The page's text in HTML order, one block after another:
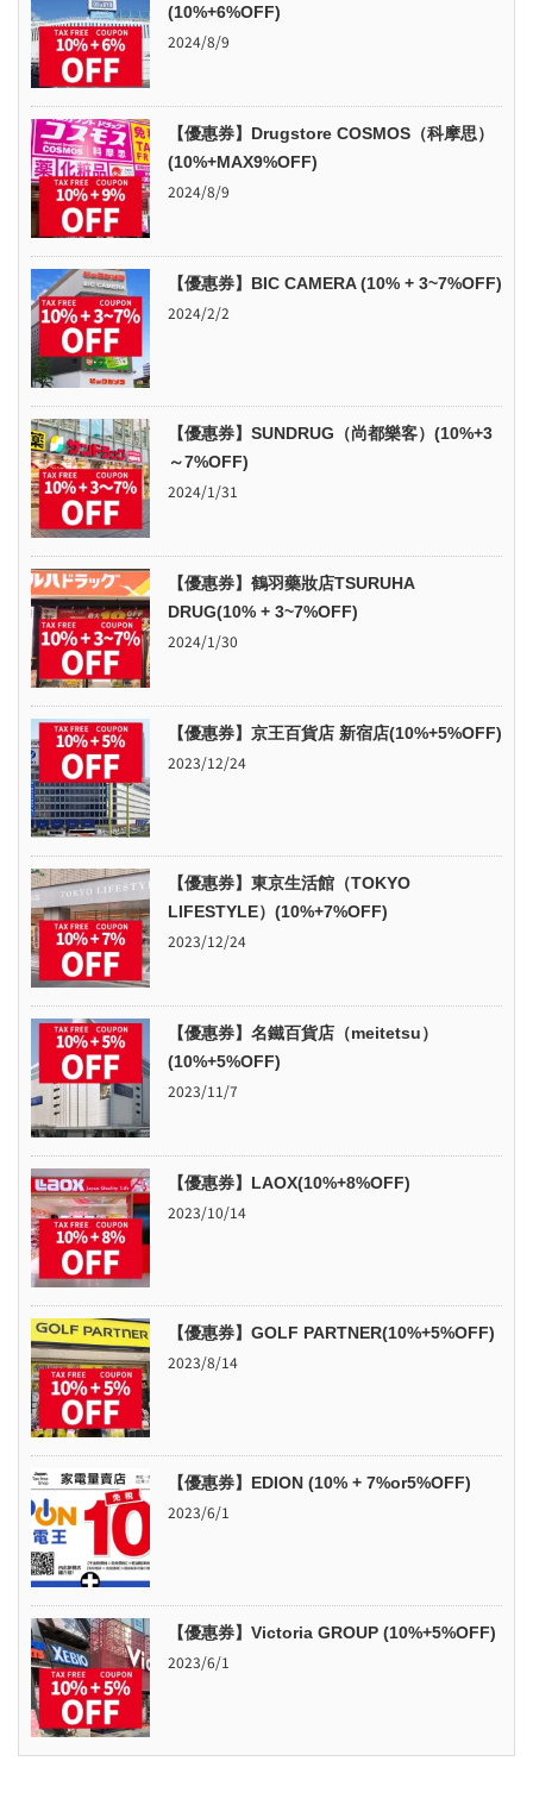
(10%+6%OFF)
2024/8/9
【優惠券】Drugstore COSMOS（科摩思）
(10%+MAX9%OFF)
2024/8/9
【優惠券】BIC CAMERA (10% + 3~7%OFF)
2024/2/2
【優惠券】SUNDRUG（尚都樂客）(10%+3
～7%OFF)
2024/1/31
【優惠券】鶴羽藥妝店TSURUHA
DRUG(10% + 3~7%OFF)
2024/1/30
【優惠券】京王百貨店 新宿店(10%+5%OFF)
2023/12/24
【優惠券】東京生活館（TOKYO
LIFESTYLE）(10%+7%OFF)
2023/12/24
【優惠券】名鐵百貨店（meitetsu）
(10%+5%OFF)
2023/11/7
【優惠券】LAOX(10%+8%OFF)
2023/10/14
【優惠券】GOLF PARTNER(10%+5%OFF)
2023/8/14
【優惠券】EDION (10% + 7%or5%OFF)
2023/6/1
【優惠券】Victoria GROUP (10%+5%OFF)
2023/6/1